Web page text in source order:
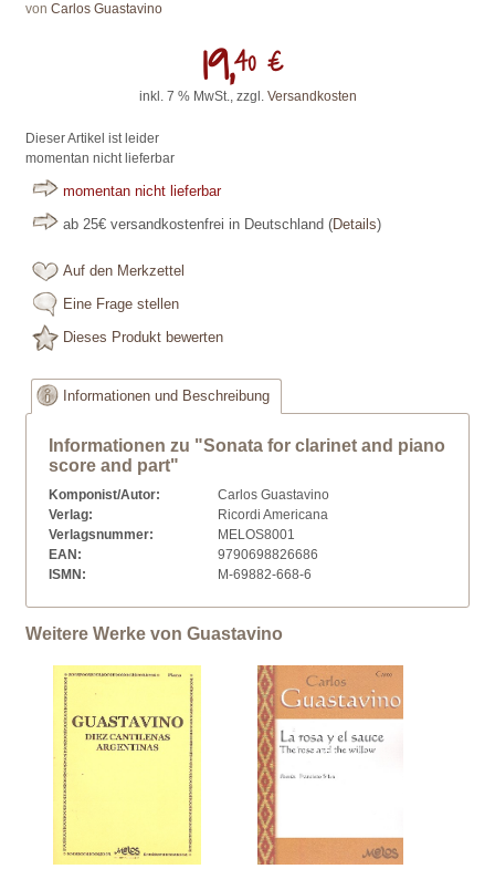
von Carlos Guastavino
19,40 €
inkl. 7 % MwSt., zzgl. Versandkosten
Dieser Artikel ist leider
momentan nicht lieferbar
momentan nicht lieferbar
ab 25€ versandkostenfrei in Deutschland (Details)
Auf den Merkzettel
Eine Frage stellen
Dieses Produkt bewerten
Informationen und Beschreibung
Informationen zu "Sonata for clarinet and piano
score and part"
Komponist/Autor:
Carlos Guastavino
Verlag:
Ricordi Americana
Verlagsnummer:
MELOS8001
EAN:
9790698826686
ISMN:
M-69882-668-6
Weitere Werke von Guastavino